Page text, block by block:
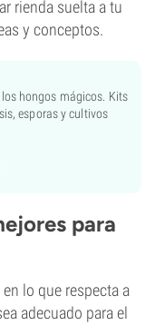
rienda suelta a tu
y conceptos.
hongos mágicos. Kits
esporas y cultivos
para
lo que respecta a
adecuado para el